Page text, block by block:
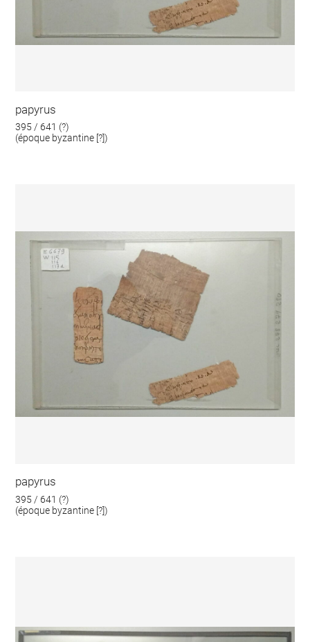
papyrus
395 / 641 (?)
(époque byzantine [?])
papyrus
395 / 641 (?)
(époque byzantine [?])